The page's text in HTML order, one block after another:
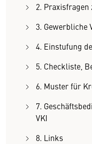
2.
3. Gewerbliche
4. Einstufung
5. Checkliste,
6. Muster für
7.
VKI
8. Links